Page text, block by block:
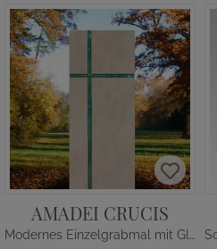
AMADEI CRUCIS
Modernes Einzelgrabmal mit Glas - christliche Symbolik in Kalkstein